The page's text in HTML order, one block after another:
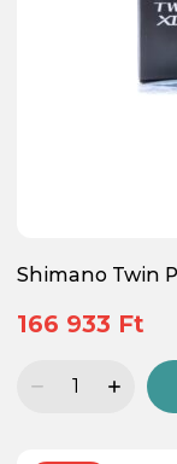
Shimano Twin
166 933 Ft